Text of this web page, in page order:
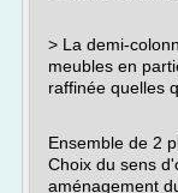
> La demi-
meubles en
raffinée quelles
Ensemble de 2
Choix du sens
aménagement